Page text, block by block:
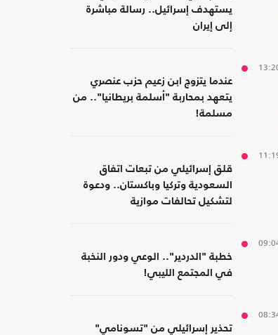
يستهدف إسرائيل.. رسالة مباشرة
إلى إيران
عندما يتزوج ابن زعيم حزب عنصري
يتعهد بمحاربة "أسلمة بريطانيا".. من
مسلمة!
قلق إسرائيلي من تبعات اتفاق
السعودية وتركيا وباكستان.. ودعوة
لتشكيل تحالفات موازية
خطبة "الدردير".. الوعي ودور النخبة
في المجتمع الليبي!
تحذير إسرائيلي من "تسونامي"